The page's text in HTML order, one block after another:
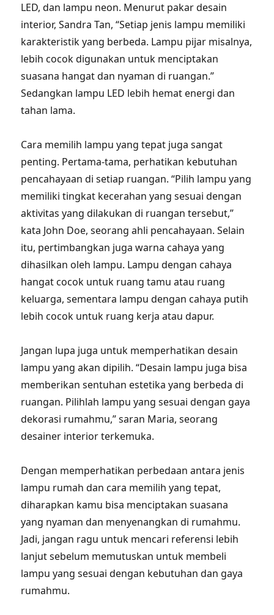
LED, dan lampu neon. Menurut pakar desain
interior, Sandra Tan, “Setiap jenis lampu memiliki
karakteristik yang berbeda. Lampu pijar misalnya,
lebih cocok digunakan untuk menciptakan
suasana hangat dan nyaman di ruangan.”
Sedangkan lampu LED lebih hemat energi dan
tahan lama.
Cara memilih lampu yang tepat juga sangat
penting. Pertama-tama, perhatikan kebutuhan
pencahayaan di setiap ruangan. “Pilih lampu yang
memiliki tingkat kecerahan yang sesuai dengan
aktivitas yang dilakukan di ruangan tersebut,”
kata John Doe, seorang ahli pencahayaan. Selain
itu, pertimbangkan juga warna cahaya yang
dihasilkan oleh lampu. Lampu dengan cahaya
hangat cocok untuk ruang tamu atau ruang
keluarga, sementara lampu dengan cahaya putih
lebih cocok untuk ruang kerja atau dapur.
Jangan lupa juga untuk memperhatikan desain
lampu yang akan dipilih. “Desain lampu juga bisa
memberikan sentuhan estetika yang berbeda di
ruangan. Pilihlah lampu yang sesuai dengan gaya
dekorasi rumahmu,” saran Maria, seorang
desainer interior terkemuka.
Dengan memperhatikan perbedaan antara jenis
lampu rumah dan cara memilih yang tepat,
diharapkan kamu bisa menciptakan suasana
yang nyaman dan menyenangkan di rumahmu.
Jadi, jangan ragu untuk mencari referensi lebih
lanjut sebelum memutuskan untuk membeli
lampu yang sesuai dengan kebutuhan dan gaya
rumahmu.